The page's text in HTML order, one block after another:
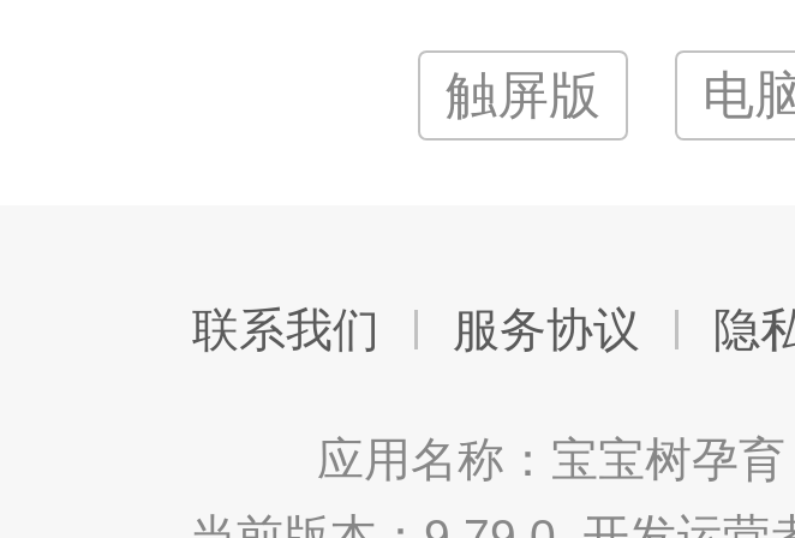
触屏版 电
联系我们 服务协议 隐
应用名称：宝宝树孕